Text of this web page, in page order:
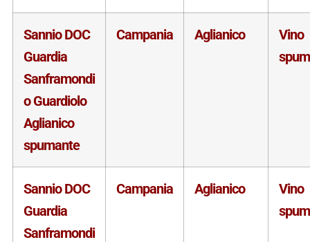
Sannio DOC
Guardia
Sanframondi
o Guardiolo
Aglianico
spumante
Campania Aglianico
Vino
Sannio DOC
Guardia
Sanframondi
Campania Aglianico
Vino